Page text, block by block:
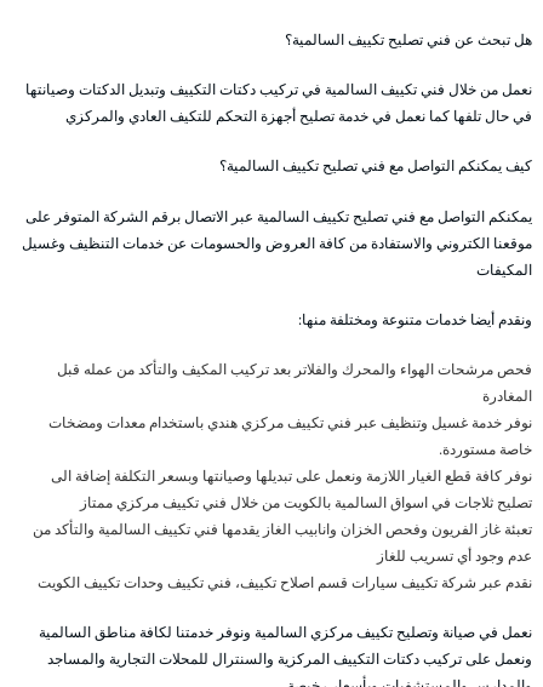
هل تبحث عن فني تصليح تكييف السالمية؟
نعمل من خلال فني تكييف السالمية في تركيب دكتات التكييف وتبديل الدكتات وصيانتها
في حال تلفها كما نعمل في خدمة تصليح أجهزة التحكم للتكيف العادي والمركزي
كيف يمكنكم التواصل مع فني تصليح تكييف السالمية؟
يمكنكم التواصل مع فني تصليح تكييف السالمية عبر الاتصال برقم الشركة المتوفر على
موقعنا الكتروني والاستفادة من كافة العروض والحسومات عن خدمات التنظيف وغسيل
المكيفات
ونقدم أيضا خدمات متنوعة ومختلفة منها:
فحص مرشحات الهواء والمحرك والفلاتر بعد تركيب المكيف والتأكد من عمله قبل
المغادرة
نوفر خدمة غسيل وتنظيف عبر فني تكييف مركزي هندي باستخدام معدات ومضخات
خاصة مستوردة.
نوفر كافة قطع الغيار اللازمة ونعمل على تبديلها وصيانتها وبسعر التكلفة إضافة الى
تصليح ثلاجات في اسواق السالمية بالكويت من خلال فني تكييف مركزي ممتاز
تعبئة غاز الفريون وفحص الخزان وانابيب الغاز يقدمها فني تكييف السالمية والتأكد من
عدم وجود أي تسريب للغاز
نقدم عبر شركة تكييف سيارات قسم اصلاح تكييف، فني تكييف وحدات تكييف الكويت
نعمل في صيانة وتصليح تكييف مركزي السالمية ونوفر خدمتنا لكافة مناطق السالمية
ونعمل على تركيب دكتات التكييف المركزية والسنترال للمحلات التجارية والمساجد